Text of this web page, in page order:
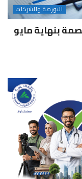
البورصة والشركات
بنهاية مايو